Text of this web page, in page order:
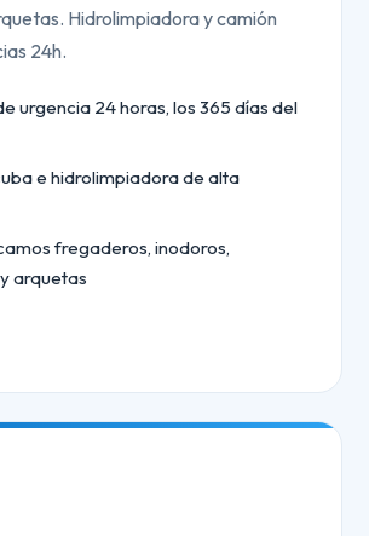
Hidrolimpiadora y camión
24h.
urgencia 24 horas, los 365 días del
e hidrolimpiadora de alta
fregaderos, inodoros,
arquetas